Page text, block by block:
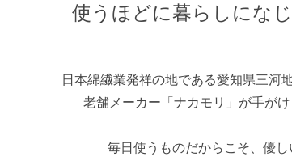
使うほどに暮らしになじ
日本綿繊業発祥の地である愛知県三河
老舗メーカー「ナカモリ」が手が
毎日使うものだからこそ、優し